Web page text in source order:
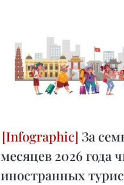
За
месяцев 2026 года
иностранных